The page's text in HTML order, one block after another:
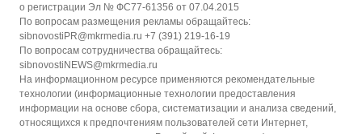
о регистрации Эл № ФС77-61356 от 07.04.2015
По вопросам размещения рекламы обращайтесь:
sibnovostiPR@mkrmedia.ru +7 (391) 219-16-19
По вопросам сотрудничества обращайтесь:
sibnovostiNEWS@mkrmedia.ru
На информационном ресурсе применяются рекомендательные
технологии (информационные технологии предоставления
информации на основе сбора, систематизации и анализа сведений,
относящихся к предпочтениям пользователей сети Интернет,